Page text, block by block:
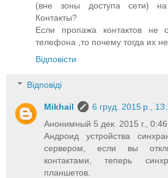
(вне зоны доступа сети)
Контакты?
Если пропажа контактов не
телефона ,то почему тогда их
Відповісти
Відповіді
Mikhail
6 груд. 2015 р.,
Анонимный 5 дек. 2015 г.,
Андроид устройства
сервером, если вы
контактами, теперь
планшетов.